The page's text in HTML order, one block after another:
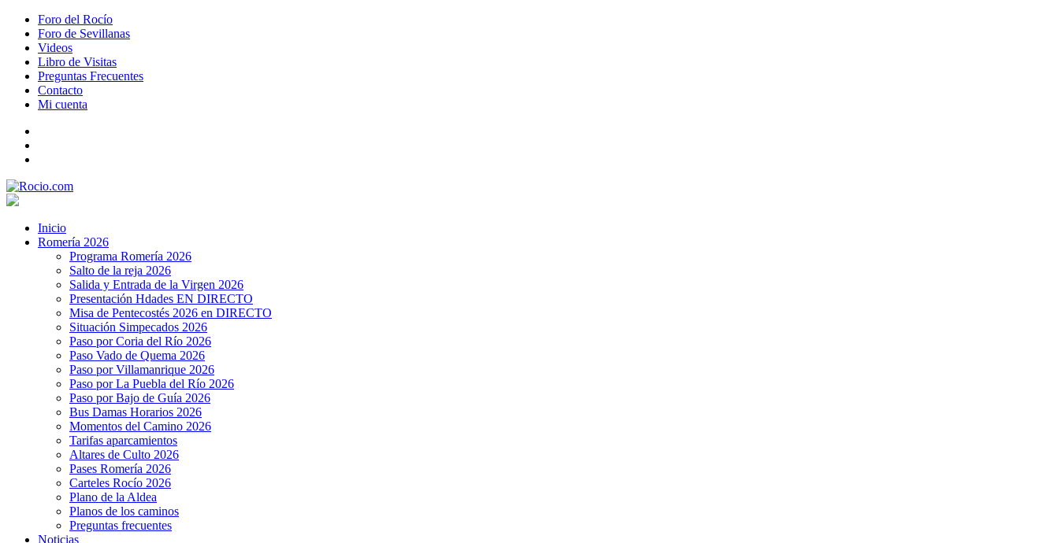
Foro del Rocío
Foro de Sevillanas
Videos
Libro de Visitas
Preguntas Frecuentes
Contacto
Mi cuenta
Inicio
Romería 2026
Programa Romería 2026
Salto de la reja 2026
Salida y Entrada de la Virgen 2026
Presentación Hdades EN DIRECTO
Misa de Pentecostés 2026 en DIRECTO
Situación Simpecados 2026
Paso por Coria del Río 2026
Paso Vado de Quema 2026
Paso por Villamanrique 2026
Paso por La Puebla del Río 2026
Paso por Bajo de Guía 2026
Bus Damas Horarios 2026
Momentos del Camino 2026
Tarifas aparcamientos
Altares de Culto 2026
Pases Romería 2026
Carteles Rocío 2026
Plano de la Aldea
Planos de los caminos
Preguntas frecuentes
Noticias